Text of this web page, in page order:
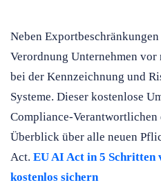
Neben
Verordnung Unternehmen vor
bei der Kennzeichnung und
Systeme. Dieser kostenlose
Compliance-Verantwortlichen
Überblick über alle neuen
Act. EU AI Act in 5 Schritten
kostenlos sichern